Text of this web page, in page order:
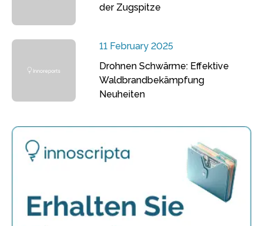
der Zugspitze
11 February 2025
Drohnen Schwärme: Effektive
Waldbrandbekämpfung
Neuheiten